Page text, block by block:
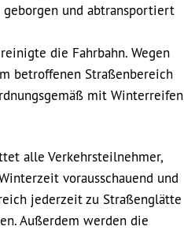
geborgen und abtransportiert
die Fahrbahn. Wegen
betroffenen Straßenbereich
mit Winterreifen
alle Verkehrsteilnehmer,
vorausschauend und
jederzeit zu Straßenglätte
Außerdem werden die